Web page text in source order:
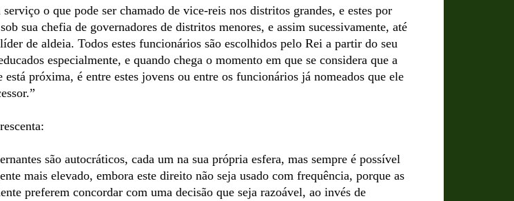
o que pode ser chamado de vice-reis nos distritos grandes, e estes por
sua chefia de governadores de distritos menores, e assim sucessivamente, até
de aldeia. Todos estes funcionários são escolhidos pelo Rei a partir do seu
especialmente, e quando chega o momento em que se considera que a
está próxima, é entre estes jovens ou entre os funcionários já nomeados que ele
são autocráticos, cada um na sua própria esfera, mas sempre é possível
mais elevado, embora este direito não seja usado com frequência, porque as
preferem concordar com uma decisão que seja razoável, ao invés de